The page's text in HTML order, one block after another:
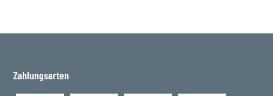
Zahlungsarten